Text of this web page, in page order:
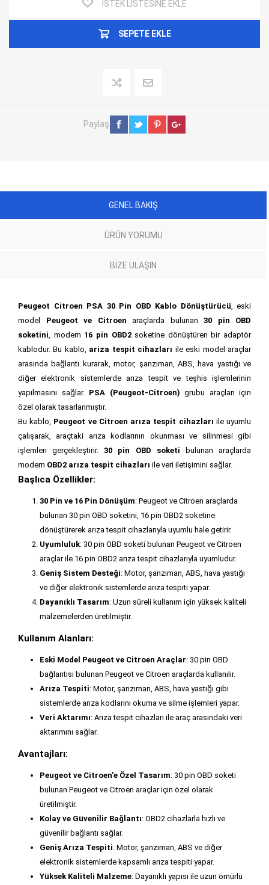
İSTEK LISTESINE EKLE
SEPETE EKLE
Paylaş
GENEL BAKIŞ
ÜRÜN YORUMU
BIZE ULAŞIN
Peugeot Citroen PSA 30 Pin OBD Kablo Dönüştürücü , eski
model Peugeot ve Citroen araçlarda bulunan 30 pin OBD
soketini , modern 16 pin OBD2soketine dönüştüren bir adaptör
kablodur. Bu kablo, ariza tespit cihazları ile eski model araçlar
arasında bağlantı kurarak, motor, şanzıman, ABS, hava yastığı ve
diğer elektronik sistemlerde arıza tespit ve teşhis işlemlerinin
yapılmasını sağlar. PSA (Peugeot-Citroen) grubu araçları için
özel olarak tasarlanmıştır.
Bu kablo, Peugeot ve Citroen arıza tespit cihazları ile uyumlu
çalışarak, araçtaki arıza kodlarının okunması ve silinmesi gibi
işlemleri gerçekleştirir.30 pin OBD soketi bulunan araçlarda
modern OBD2 arıza tespit cihazları ile veri iletişimini sağlar.
Başlıca Özellikler:
30 Pin ve 16 Pin Dönüşüm: Peugeot ve Citroen araçlarda
bulunan 30 pin OBD soketini, 16 pin OBD2 soketine
dönüştürerek arıza tespit cihazlarıyla uyumlu hale getirir.
Uyumluluk: 30 pin OBD soketi bulunan Peugeot ve Citroen
araçlar ile 16 pin OBD2 arıza tespit cihazlarıyla uyumludur.
Geniş Sistem Desteği: Motor, şanzıman, ABS, hava yastığı
ve diğer elektronik sistemlerde arıza tespiti yapar.
Dayanıklı Tasarım: Uzun süreli kullanım için yüksek kaliteli
malzemelerden üretilmiştir.
Kullanım Alanları:
Eski Model Peugeot ve Citroen Araçlar: 30 pin OBD
bağlantısı bulunan Peugeot ve Citroen araçlarda kullanılır.
Arıza Tespiti: Motor, şanzıman, ABS, hava yastığı gibi
sistemlerde arıza kodlarını okuma ve silme işlemleri yapar.
Veri Aktarımı: Arıza tespit cihazları ile araç arasındaki veri
aktarımını sağlar.
Avantajları:
Peugeot ve Citroen'e Özel Tasarım: 30 pin OBD soketi
bulunan Peugeot ve Citroen araçlar için özel olarak
üretilmiştir.
Kolay ve Güvenilir Bağlantı: OBD2 cihazlarla hızlı ve
güvenilir bağlantı sağlar.
Geniş Arıza Tespiti: Motor, şanzıman, ABS ve diğer
elektronik sistemlerde kapsamlı arıza tespiti yapar.
Yüksek Kaliteli Malzeme: Dayanıklı yapısı ile uzun ömürlü